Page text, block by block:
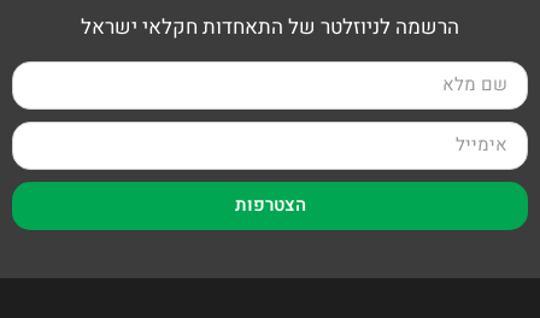
הרשמה לניוזלטר של התאחדות חקלאי ישראל
הצטרפות